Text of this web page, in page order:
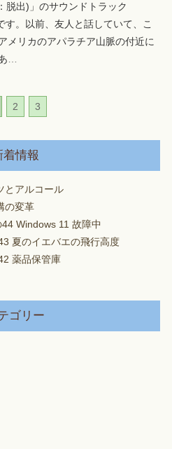
脱出)」のサウンドトラック
。以前、友人と話していて、こ
メリカのアパラチア山脈の付近に
…
2 3
着情報
とアルコール
の変革
Windows 11 故障中
夏のイエバエの飛行高度
薬品保管庫
ゴリー